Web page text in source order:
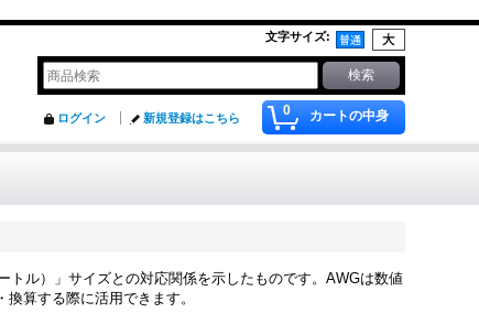
文字サイズ:
0 カートの中身
ログイン 新規登録はこちら
ル）」サイズとの対応関係を示したものです。AWGは数値
算する際に活用できます。